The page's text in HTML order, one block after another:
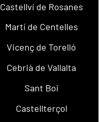
Castellví de Rosanes
Martí de Centelles
Vicenç de Torelló
Cebrià de Vallalta
Sant Boi
Castellterçol